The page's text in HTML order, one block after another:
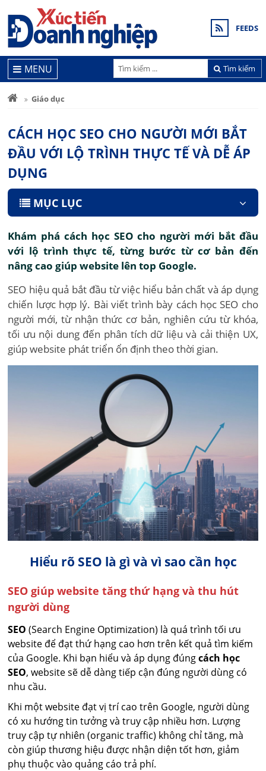
FEEDS
Tìm kiếm
MENU
Giáo dục
CÁCH HỌC SEO CHO NGƯỜI MỚI BẮT
ĐẦU VỚI LỘ TRÌNH THỰC TẾ VÀ DỄ ÁP
DỤNG
MỤC LỤC
Khám phá cách học SEO cho người mới bắt đầu
với lộ trình thực tế, từng bước từ cơ bản đến
nâng cao giúp website lên top Google.
SEO hiệu quả bắt đầu từ việc hiểu bản chất và áp dụng
chiến lược hợp lý. Bài viết trình bày cách học SEO cho
người mới, từ nhận thức cơ bản, nghiên cứu từ khóa,
tối ưu nội dung đến phân tích dữ liệu và cải thiện UX,
giúp website phát triển ổn định theo thời gian.
Hiểu rõ SEO là gì và vì sao cần học
SEO giúp website tăng thứ hạng và thu hút
người dùng
SEO (Search Engine Optimization) là quá trình tối ưu
website để đạt thứ hạng cao hơn trên kết quả tìm kiếm
của Google. Khi bạn hiểu và áp dụng đúngcách học
SEO, website sẽ dễ dàng tiếp cận đúng người dùng có
nhu cầu.
Khi một website đạt vị trí cao trên Google, người dùng
có xu hướng tin tưởng và truy cập nhiều hơn. Lượng
truy cập tự nhiên (organic traffic) không chỉ tăng, mà
còn giúp thương hiệu được nhận diện tốt hơn, giảm
phụ thuộc vào quảng cáo trả phí.